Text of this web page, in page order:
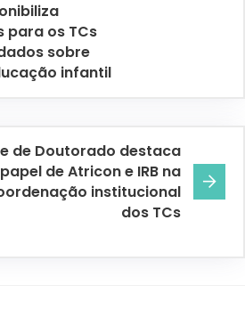
para os TCs
sobre
infantil
de Doutorado destaca
papel de Atricon e IRB na
institucional
dos TCs